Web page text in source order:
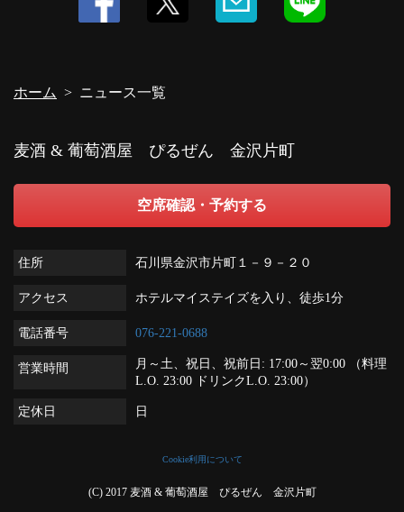
ホーム ニュース一覧
麦酒 & 葡萄酒屋 ぴるぜん 金沢片町
空席確認・予約する
住所 石川県金沢市片町１－９－２０
アクセス ホテルマイステイズを入り、徒歩1分
電話番号 076-221-0688
営業時間
月～土、祝日、祝前日: 17:00～翌0:00 （料理
L.O. 23:00 ドリンクL.O. 23:00）
定休日 日
Cookie利用について
(C) 2017 麦酒 & 葡萄酒屋 ぴるぜん 金沢片町